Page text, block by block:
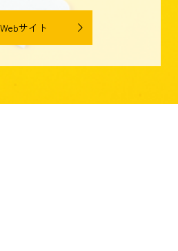
Webサイト